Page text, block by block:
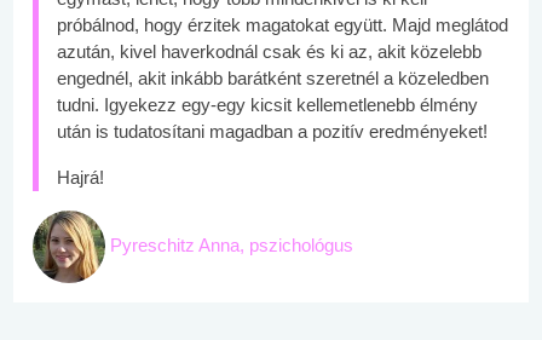
próbálnod, hogy érzitek magatokat együtt. Majd meglátod
azután, kivel haverkodnál csak és ki az, akit közelebb
engednél, akit inkább barátként szeretnél a közeledben
tudni. Igyekezz egy-egy kicsit kellemetlenebb élmény
után is tudatosítani magadban a pozitív eredményeket!
Hajrá!
Pyreschitz Anna, pszichológus